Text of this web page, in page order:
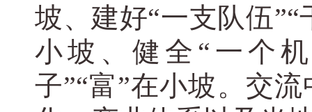
坡、建好“一支队伍”“
小坡、健全“一个
子”“富”在小坡。交